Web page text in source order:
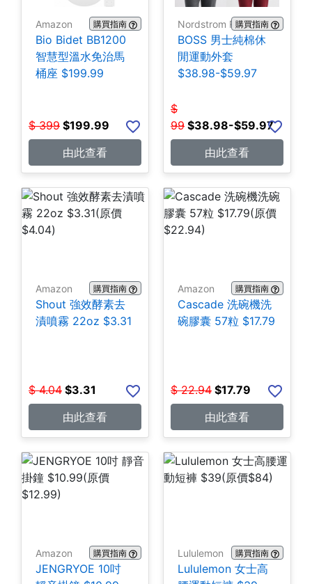
Amazon 購買指南
Bio Bidet BB1200
智慧型溫水免治馬
桶座 $199.99
$ 399 $199.99
由此查看
Nordstrom Rack購買指南
BOSS 男士純棉休
閒運動外套
$38.98-$59.97
$
99 $38.98-$59.97
由此查看
Amazon 購買指南
Shout 強效酵素去
漬噴霧 22oz $3.31
$ 4.04 $3.31
由此查看
Amazon 購買指南
Cascade 洗碗機洗
碗膠囊 57粒 $17.79
$ 22.94 $17.79
由此查看
Amazon 購買指南
JENGRYOE 10吋
Lululemon 購買指南
Lululemon 女士高